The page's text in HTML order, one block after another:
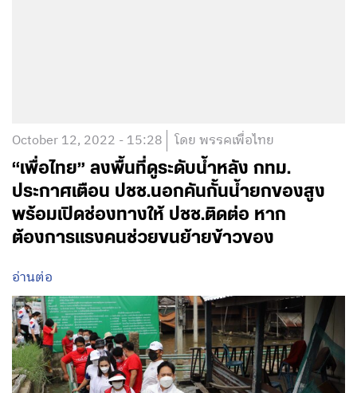
October 12, 2022 - 15:28 โดย พรรคเพื่อไทย
“เพื่อไทย” ลงพื้นที่ดูระดับน้ำหลัง กทม.
ประกาศเตือน ปชช.นอกคันกั้นน้ำยกของสูง
พร้อมเปิดช่องทางให้ ปชช.ติดต่อ หาก
ต้องการแรงคนช่วยขนย้ายข้าวของ
อ่านต่อ